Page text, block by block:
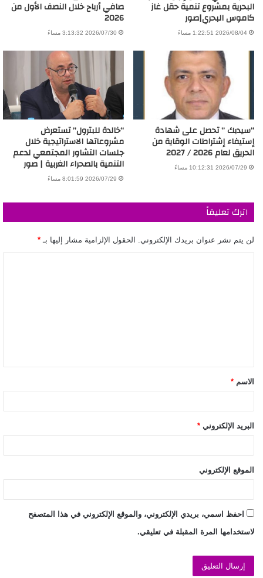
البحرية بمشروع تنمية حقل غاز
كاموس البحري|صور
2026/08/04 1:22:51 مساءً
صافي أرباح خلال النصف الأول من
2026
2026/07/30 3:13:32 مساءً
“سيدبك ” تحصل على شهادة
إستيفاء إشتراطات الوقاية من
الحريق لعام 2026 / 2027
2026/07/29 10:12:31 مساءً
“خالدة للبترول” تستعرض
مشروعاتها الاستراتيجية خلال
جلسات التشاور المجتمعي لدعم
التنمية بالصحراء الغربية | صور
2026/07/29 8:01:59 مساءً
اترك تعليقاً
لن يتم نشر عنوان بريدك الإلكتروني. الحقول الإلزامية مشار إليها بـ *
الاسم *
البريد الإلكتروني *
الموقع الإلكتروني
احفظ اسمي، بريدي الإلكتروني، والموقع الإلكتروني في هذا المتصفح
لاستخدامها المرة المقبلة في تعليقي.